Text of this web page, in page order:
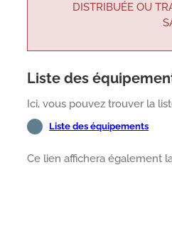
DISTRIBUÉE OU
Liste des
Ici, vous pouvez trouver la
Liste des équipements
Ce lien affichera également